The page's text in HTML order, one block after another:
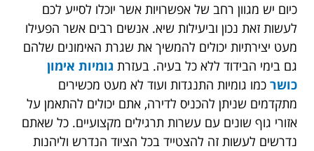
כיום יש מגוון רחב של אפשרויות אשר יוכלו לסייע לכם
לעשות זאת נכון וביעילות שיא. אנשים רבים אשר הפעילו
מעט יצירתיות יכולים להמשיך את שגרת האימונים שלהם
גם בימי הבידוד ללא כל בעיה. בעזרת גומיות אימון
כושר כמו גומיות התנגדות ועוד לא מעט מכשירים
מתקדמים שניתן להכניס לדירה, אתם יכולים להתאמן על
אזורי גוף שונים עם עשרות תרגילים מקצועיים. כל שאתם
נדרשים לעשות זה להצטייד בכל הציוד הנדרש וליהנות